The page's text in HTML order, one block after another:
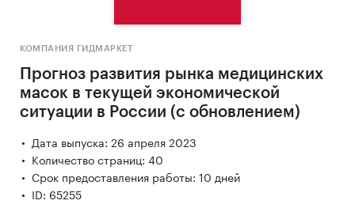
КОМПАНИЯ ГИДМАРКЕТ
Прогноз развития рынка медицинских
масок в текущей экономической
ситуации в России (с обновлением)
Дата выпуска: 26 апреля 2023
Количество страниц: 40
Срок предоставления работы: 10 дней
ID: 65255